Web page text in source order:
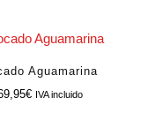
Aguamarina
€ IVA incluido